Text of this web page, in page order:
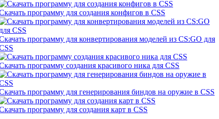
программу для создания конфигов в CSS
программу для конвертирования моделей из CS:GO для
программу создания красивого ника для CSS
программу для генерирования биндов на оружие в CSS
программу для создания карт в CSS